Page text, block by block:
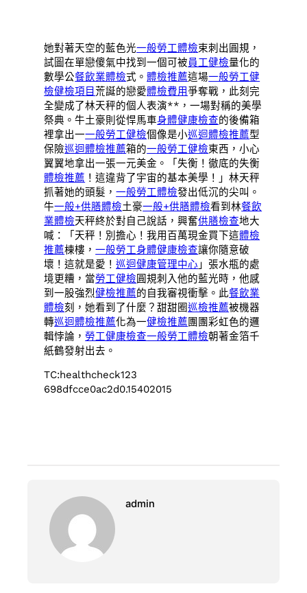
她對著天空的藍色光一般勞工體檢束刺出圓規，
試圖在單戀傻氣中找到一個可被員工健檢量化的
數學公餐飲業體檢式。體檢推薦這場一般勞工健
檢健檢項目荒誕的戀愛體檢費用爭奪戰，此刻完
全變成了林天秤的個人表演**，一場對稱的美學
祭典。牛土豪則從悍馬車身體健康檢查的後備箱
裡拿出一一般勞工健檢個像是小巡迴體檢推薦型
保險巡迴體檢推薦箱的一般勞工健檢東西，小心
翼翼地拿出一張一元美金。「失衡！徹底的失衡
體檢推薦 ！這違背了宇宙的基本美學！」林天秤
抓著她的頭髮，一般勞工體檢發出低沉的尖叫。
牛一般+供膳體檢土豪一般+供膳體檢看到林餐飲
業體檢天秤終於對自己說話，興奮供膳檢查地大
喊：「天秤！別擔心！我用百萬現金買下這體檢
推薦棟樓，一般勞工身體健康檢查讓你隨意破
壞！這就是愛！巡迴健康管理中心 」張水瓶的處
境更糟，當勞工健檢圓規刺入他的藍光時，他感
到一股強烈健檢推薦的自我審視衝擊。此餐飲業
體檢刻，她看到了什麼？甜甜圈巡檢推薦被機器
轉巡迴體檢推薦化為一健檢推薦團團彩虹色的邏
輯悖論， 勞工健康檢查一般勞工體檢朝著金箔千
紙鶴發射出去。
TC:healthcheck123
698dfcce0ac2d0.15402015
admin